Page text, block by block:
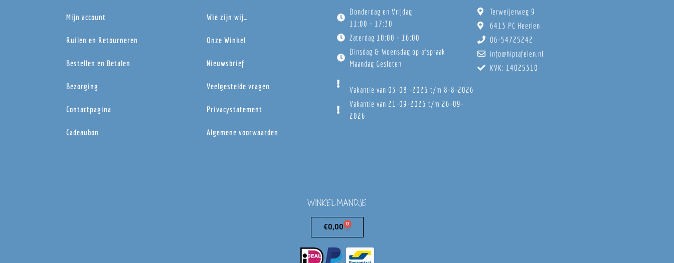
Mijn account
Ruilen en Retourneren
Bestellen en Betalen
Bezorging
Contactpagina
Cadeaubon
Wie zijn wij…
Onze Winkel
Nieuwsbrief
Veelgestelde vragen
Privacystatement
Algemene voorwaarden
Donderdag en Vrijdag
11:00 - 17:30
Zaterdag 10:00 - 16:00
Dinsdag & Woensdag op afspraak
Maandag Gesloten
Vakantie van 03-08 -2026 t/m 8-8-2026
Vakantie van 21-09-2026 t/m 26-09-
2026
Terweijerweg 9
6413 PC Heerlen
06-54725242
info@hiptafelen.nl
KVK: 14025310
WINKELMANDJE
€0,00 0